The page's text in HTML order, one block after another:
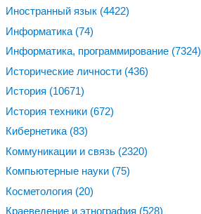
Иностранный язык (4422)
Информатика (74)
Информатика, программирование (7324)
Исторические личности (436)
История (10671)
История техники (672)
Кибернетика (83)
Коммуникации и связь (2320)
Компьютерные науки (75)
Косметология (20)
Краеведение и этнография (528)